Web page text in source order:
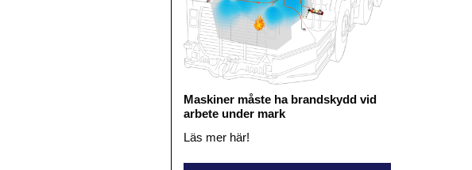
Maskiner måste ha brandskydd vid
arbete under mark
Läs mer här!